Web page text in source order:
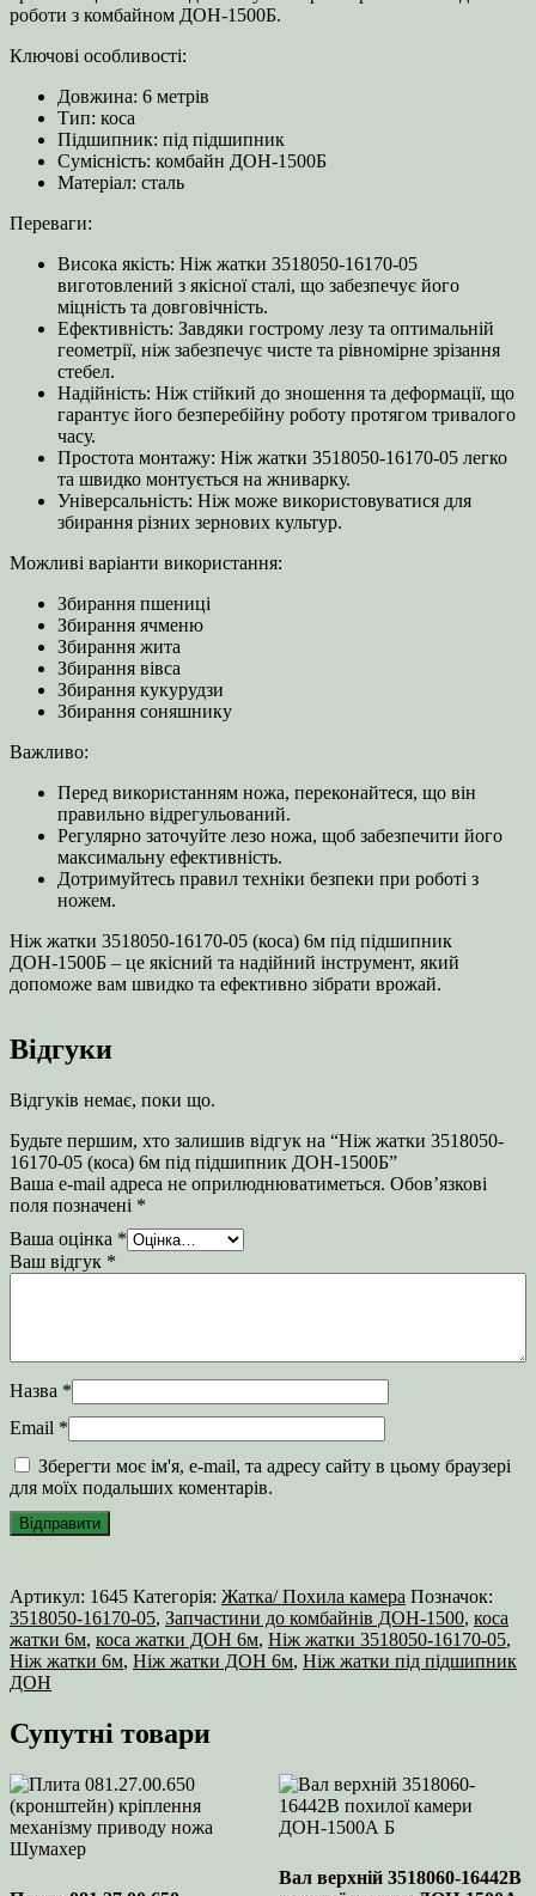
роботи з комбайном ДОН-1500Б.
Ключові особливості:
Довжина: 6 метрів
Тип: коса
Підшипник: під підшипник
Сумісність: комбайн ДОН-1500Б
Матеріал: сталь
Переваги:
Висока якість: Ніж жатки 3518050-16170-05
виготовлений з якісної сталі, що забезпечує його
міцність та довговічність.
Ефективність: Завдяки гострому лезу та оптимальній
геометрії, ніж забезпечує чисте та рівномірне зрізання
стебел.
Надійність: Ніж стійкий до зношення та деформації, що
гарантує його безперебійну роботу протягом тривалого
часу.
Простота монтажу: Ніж жатки 3518050-16170-05 легко
та швидко монтується на жниварку.
Універсальність: Ніж може використовуватися для
збирання різних зернових культур.
Можливі варіанти використання:
Збирання пшениці
Збирання ячменю
Збирання жита
Збирання вівса
Збирання кукурудзи
Збирання соняшнику
Важливо:
Перед використанням ножа, переконайтеся, що він
правильно відрегульований.
Регулярно заточуйте лезо ножа, щоб забезпечити його
максимальну ефективність.
Дотримуйтесь правил техніки безпеки при роботі з
ножем.
Ніж жатки 3518050-16170-05 (коса) 6м під підшипник
ДОН-1500Б – це якісний та надійний інструмент, який
допоможе вам швидко та ефективно зібрати врожай.
Відгуки
Відгуків немає, поки що.
Будьте першим, хто залишив відгук на “Ніж жатки 3518050-
16170-05 (коса) 6м під підшипник ДОН-1500Б”
Ваша e-mail адреса не оприлюднюватиметься. Обов’язкові
поля позначені *
Ваша оцінка *
Ваш відгук *
Назва *
Email *
Зберегти моє ім'я, e-mail, та адресу сайту в цьому браузері
для моїх подальших коментарів.
Артикул: 1645 Категорія: Жатка/ Похила камера Позначок:
3518050-16170-05, Запчастини до комбайнів ДОН-1500, коса
жатки 6м, коса жатки ДОН 6м, Ніж жатки 3518050-16170-05,
Ніж жатки 6м, Ніж жатки ДОН 6м, Ніж жатки під підшипник
ДОН
Супутні товари
Вал верхній 3518060-16442В